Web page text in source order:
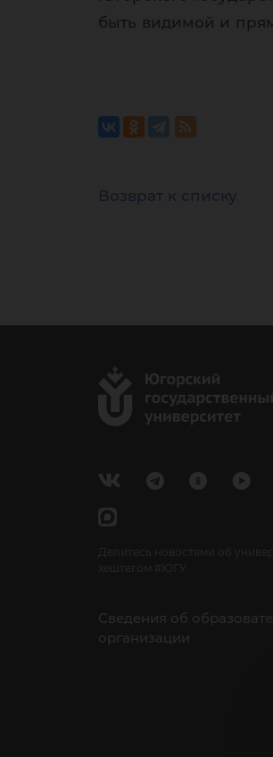
быть видимой и
Возврат к списку
Делитесь новостями об
хештегом #ЮГУ
Сведения об
организации